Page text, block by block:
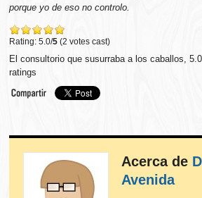
porque yo de eso no controlo.
Rating: 5.0/5 (2 votes cast)
El consultorio que susurraba a los caballos,5.0
ratings
Acerca de
Avenida